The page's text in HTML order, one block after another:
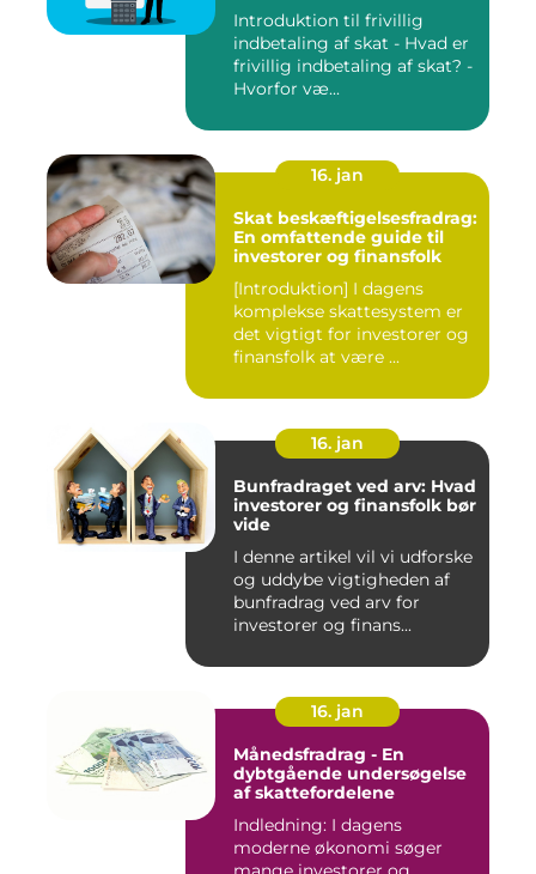
Introduktion til frivillig
indbetaling af skat - Hvad er
frivillig indbetaling af skat? -
Hvorfor væ...
16. jan
Skat beskæftigelsesfradrag:
En omfattende guide til
investorer og finansfolk
[Introduktion] I dagens
komplekse skattesystem er
det vigtigt for investorer og
finansfolk at være ...
16. jan
Bunfradraget ved arv: Hvad
investorer og finansfolk bør
vide
I denne artikel vil vi udforske
og uddybe vigtigheden af
bunfradrag ved arv for
investorer og finans...
16. jan
Månedsfradrag - En
dybtgående undersøgelse
af skattefordelene
Indledning: I dagens
moderne økonomi søger